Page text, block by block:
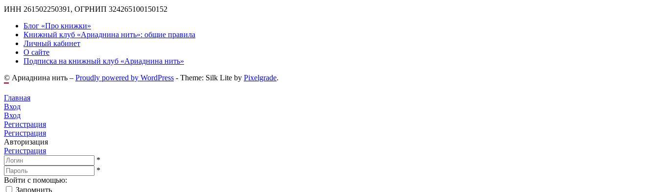
ИНН 261502250391, ОГРНИП 324265100150152
Блог «Про книжки»
Книжный клуб «Ариаднина нить»: общие правила
Личный кабинет
О сайте
Подписка на книжный клуб «Ариаднина нить»
© Ариаднина нить – Proudly powered by WordPress - Theme: Silk Lite by Pixelgrade.
Главная
Вход
Вход
Регистрация
Регистрация
Авторизация
Регистрация
*
*
Войти с помощью:
Запомнить